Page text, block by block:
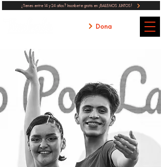
¿Tienes entre 14 y 24 años? Inscribete gratis en ¡BAILEMOS JUNTOS!
Dona